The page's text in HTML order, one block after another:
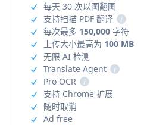
每天 30 次以图翻图
支持扫描 PDF 翻译
i
每次最多 150,000 字符
上传大小最高为 100 MB
无限 AI 检测
Translate Agent
i
Pro OCR
i
支持 Chrome 扩展
随时取消
Ad free